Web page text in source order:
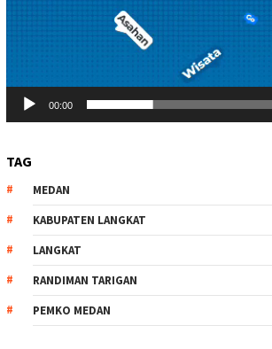
00:00
TAG
MEDAN
KABUPATEN LANGKAT
LANGKAT
RANDIMAN TARIGAN
PEMKO MEDAN